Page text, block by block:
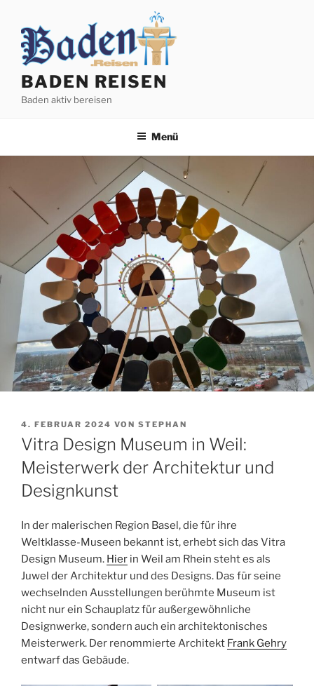
Inhalt
springen
BADEN REISEN
Baden aktiv bereisen
Menü
VERÖFFENTLICHT
AM
4. FEBRUAR 2024 VON STEPHAN
Vitra Design Museum in Weil:
Meisterwerk der Architektur und
Designkunst
In der malerischen Region Basel, die für ihre
Weltklasse-Museen bekannt ist, erhebt sich das Vitra
Design Museum. Hier in Weil am Rhein steht es als
Juwel der Architektur und des Designs. Das für seine
wechselnden Ausstellungen berühmte Museum ist
nicht nur ein Schauplatz für außergewöhnliche
Designwerke, sondern auch ein architektonisches
Meisterwerk. Der renommierte Architekt Frank Gehry
entwarf das Gebäude.